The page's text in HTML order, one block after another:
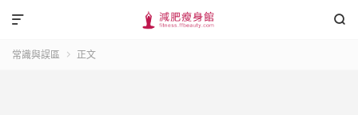


常識與誤區  正文